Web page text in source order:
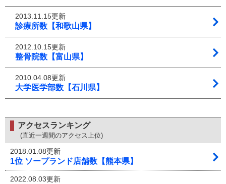
2013.11.15更新
診療所数【和歌山県】
2012.10.15更新
整骨院数【富山県】
2010.04.08更新
大学医学部数【石川県】
アクセスランキング
(直近一週間のアクセス上位)
2018.01.08更新
1位 ソープランド店舗数【熊本県】
2022.08.03更新